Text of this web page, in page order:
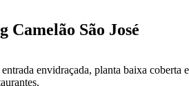
Camelão São José
envidraçada, planta baixa coberta e